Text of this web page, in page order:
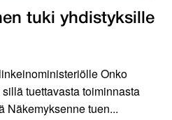
tuki yhdistyksille
Onko
tuettavasta toiminnasta
Näkemyksenne tuen...